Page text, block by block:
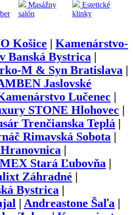
Masážny
salón
Estetické
klinky
Košice
Kamenárstvo-
Banská Bystrica
M & Syn Bratislava
Jaslovské
Lučenec
STONE Hlohovec
Trenčianska Teplá
Rimavská Sobota
Stará Ľubovňa
Záhradné
Bystrica
Andreastone Šaľa